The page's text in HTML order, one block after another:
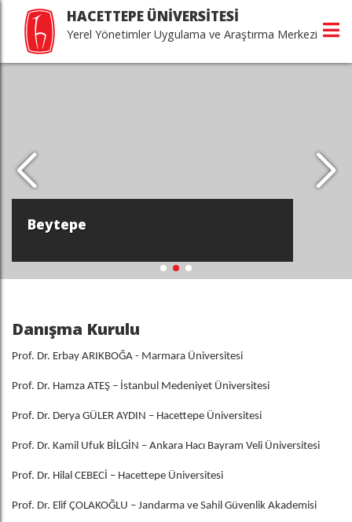
HACETTEPE ÜNİVERSİTESİ
Yerel Yönetimler Uygulama ve Araştırma Merkezi
Beytepe
Danışma Kurulu
Prof. Dr. Erbay ARIKBOĞA - Marmara Üniversitesi
Prof. Dr. Hamza ATEŞ – İstanbul Medeniyet Üniversitesi
Prof. Dr. Derya GÜLER AYDIN – Hacettepe Üniversitesi
Prof. Dr. Kamil Ufuk BİLGİN – Ankara Hacı Bayram Veli Üniversitesi
Prof. Dr. Hilal CEBECİ – Hacettepe Üniversitesi
Prof. Dr. Elif ÇOLAKOĞLU – Jandarma ve Sahil Güvenlik Akademisi